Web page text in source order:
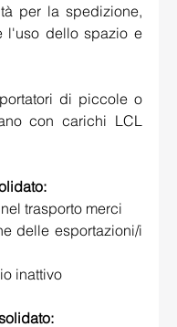
per la spedizione,
l'uso dello spazio e
di piccole o
con carichi LCL
trasporto merci
delle esportazioni/i
inattivo